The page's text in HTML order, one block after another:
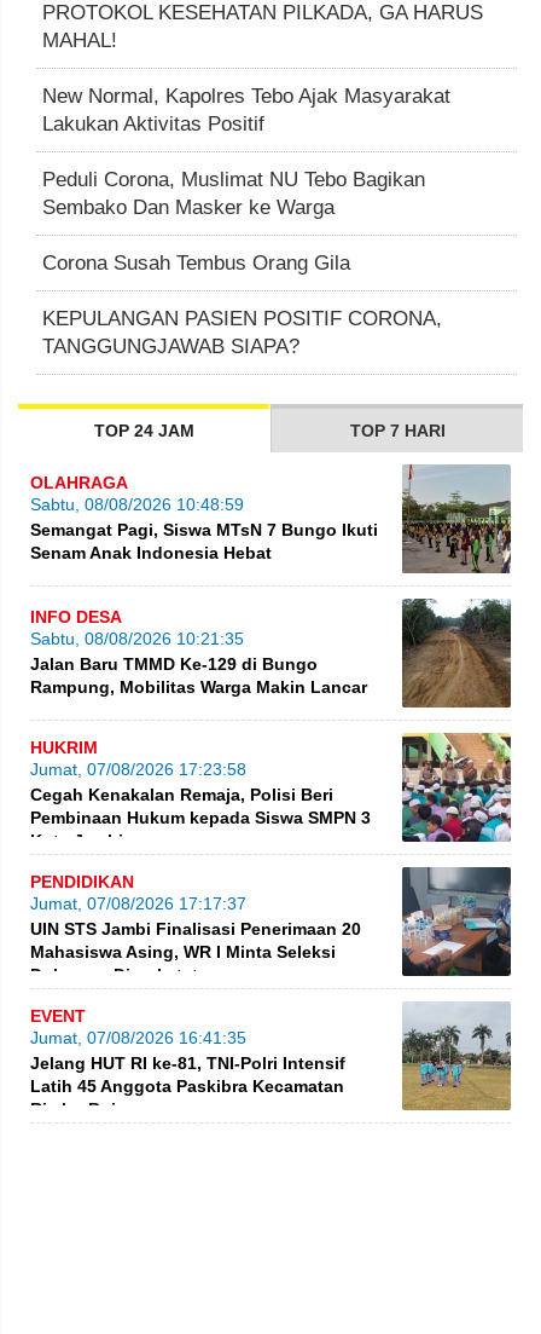
PROTOKOL KESEHATAN PILKADA, GA HARUS
MAHAL!
New Normal, Kapolres Tebo Ajak Masyarakat
Lakukan Aktivitas Positif
Peduli Corona, Muslimat NU Tebo Bagikan
Sembako Dan Masker ke Warga
Corona Susah Tembus Orang Gila
KEPULANGAN PASIEN POSITIF CORONA,
TANGGUNGJAWAB SIAPA?
TOP 24 JAM TOP 7 HARI
OLAHRAGA
Sabtu, 08/08/2026 10:48:59
Semangat Pagi, Siswa MTsN 7 Bungo Ikuti
Senam Anak Indonesia Hebat
INFO DESA
Sabtu, 08/08/2026 10:21:35
Jalan Baru TMMD Ke-129 di Bungo
Rampung, Mobilitas Warga Makin Lancar
HUKRIM
Jumat, 07/08/2026 17:23:58
Cegah Kenakalan Remaja, Polisi Beri
Pembinaan Hukum kepada Siswa SMPN 3
Kota Jambi
PENDIDIKAN
Jumat, 07/08/2026 17:17:37
UIN STS Jambi Finalisasi Penerimaan 20
Mahasiswa Asing, WR I Minta Seleksi
Dokumen Diperketat
EVENT
Jumat, 07/08/2026 16:41:35
Jelang HUT RI ke-81, TNI-Polri Intensif
Latih 45 Anggota Paskibra Kecamatan
Rimbo Bujang